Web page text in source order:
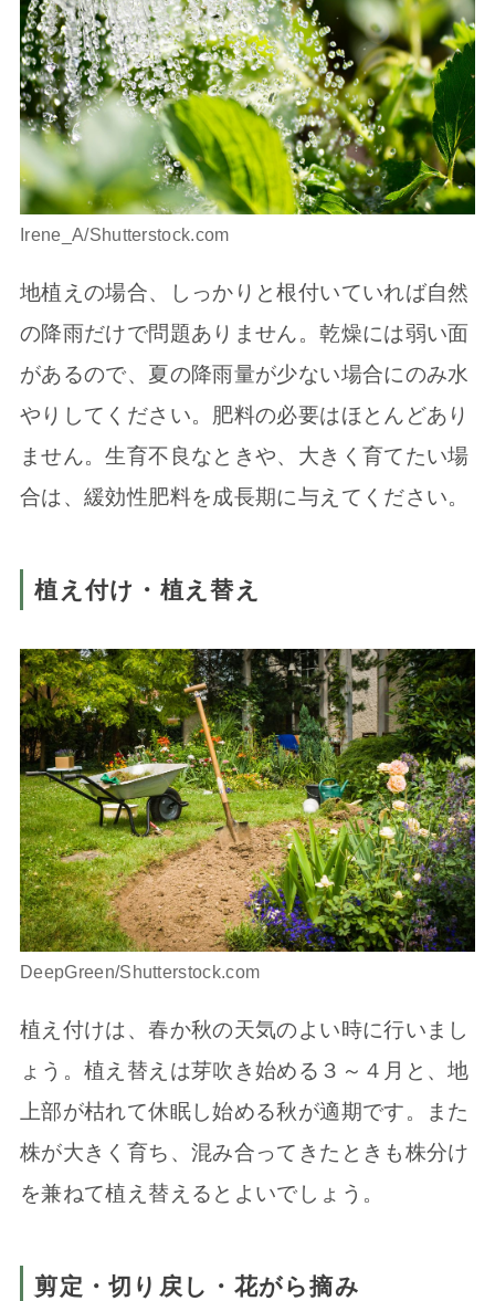
Irene_A/Shutterstock.com
地植えの場合、しっかりと根付いていれば自然
の降雨だけで問題ありません。乾燥には弱い面
があるので、夏の降雨量が少ない場合にのみ水
やりしてください。肥料の必要はほとんどあり
ません。生育不良なときや、大きく育てたい場
合は、緩効性肥料を成長期に与えてください。
植え付け・植え替え
DeepGreen/Shutterstock.com
植え付けは、春か秋の天気のよい時に行いまし
ょう。植え替えは芽吹き始める３～４月と、地
上部が枯れて休眠し始める秋が適期です。また
株が大きく育ち、混み合ってきたときも株分け
を兼ねて植え替えるとよいでしょう。
剪定・切り戻し・花がら摘み